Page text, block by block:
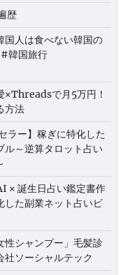
歴
国人は食べない韓国の
韓国旅行
×Threadsで月5万円！
方法
ラー】稼ぎに特化した
ル～逆算タロット占い
× 誕生日占い鑑定書作
した副業ネット占いビ
性シャンプー」毛髪診
社ソーシャルテック